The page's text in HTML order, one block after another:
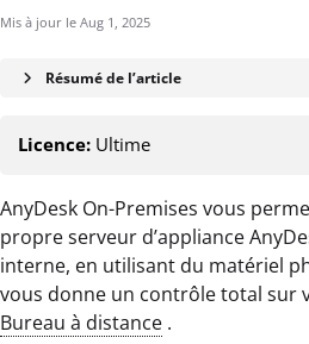
Mis à jour le Aug 1, 2025
Résumé de l’article
Licence: Ultime
AnyDesk On-Premises vous
propre serveur d’appliance
interne, en utilisant du matériel
vous donne un contrôle total sur
Bureau à distance .